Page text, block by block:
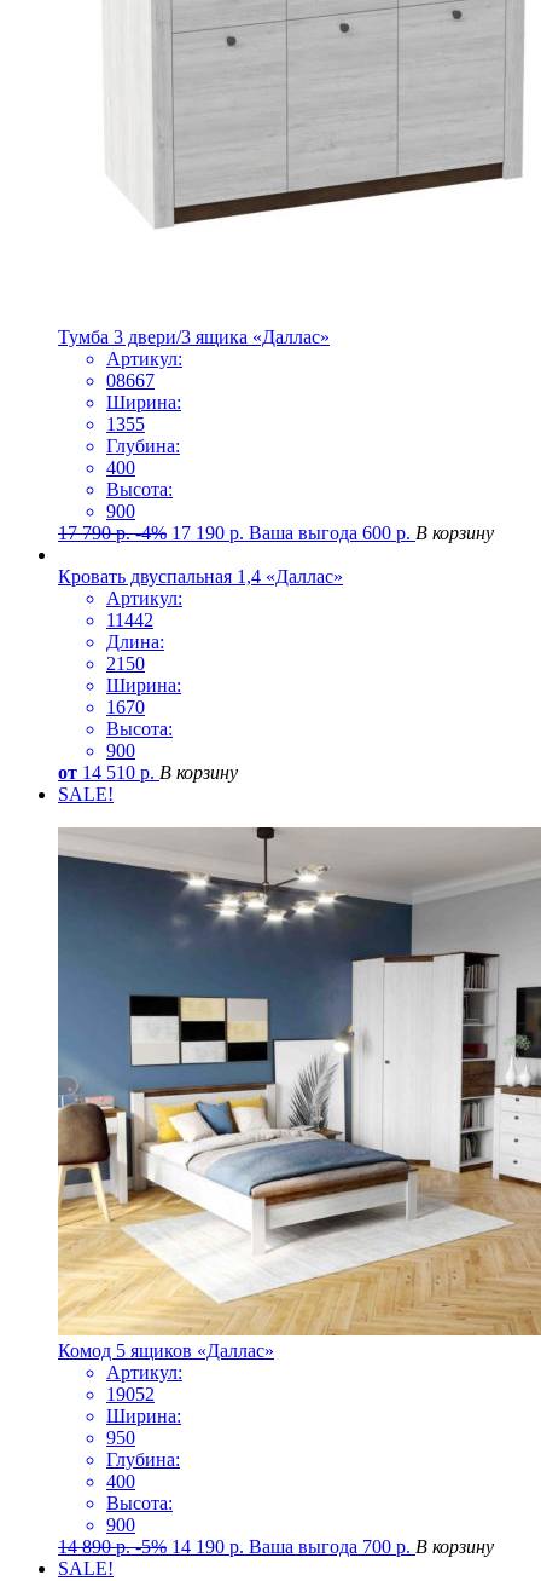
Тумба 3 двери/3 ящика «Даллас»
Артикул:
08667
Ширина:
1355
Глубина:
400
Высота:
900
17 790р. -4% 17 190 р. Ваша выгода 600 р. В корзину
Кровать двуспальная 1,4 «Даллас»
Артикул:
11442
Длина:
2150
Ширина:
1670
Высота:
900
от 14 510 р. В корзину
SALE!
Комод 5 ящиков «Даллас»
Артикул:
19052
Ширина:
950
Глубина:
400
Высота:
900
14 890р. -5% 14 190 р. Ваша выгода 700 р. В корзину
SALE!